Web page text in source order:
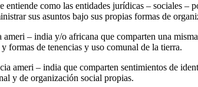
como las entidades jurídicas – sociales
sus asuntos bajo sus propias formas de
– india y/o africana que comparten una
formas de tenencias y uso comunal de la tierra.
ameri – india que comparten sentimientos de
y de organización social propias.